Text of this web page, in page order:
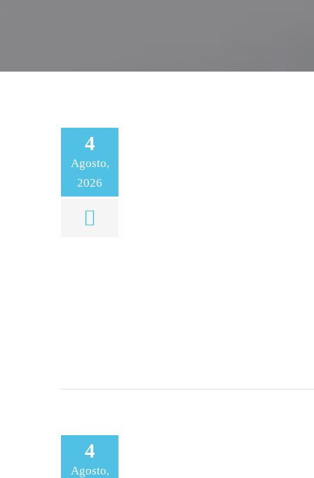
4
Agosto,
2026
4
Agosto,